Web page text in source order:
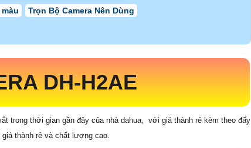
Trọn Bộ Camera Nên Dùng
DH-H2AE
trong thời gian gần đây của nhà dahua, với giá thành rẻ kèm theo đấy
thành rẻ và chất lượng cao.